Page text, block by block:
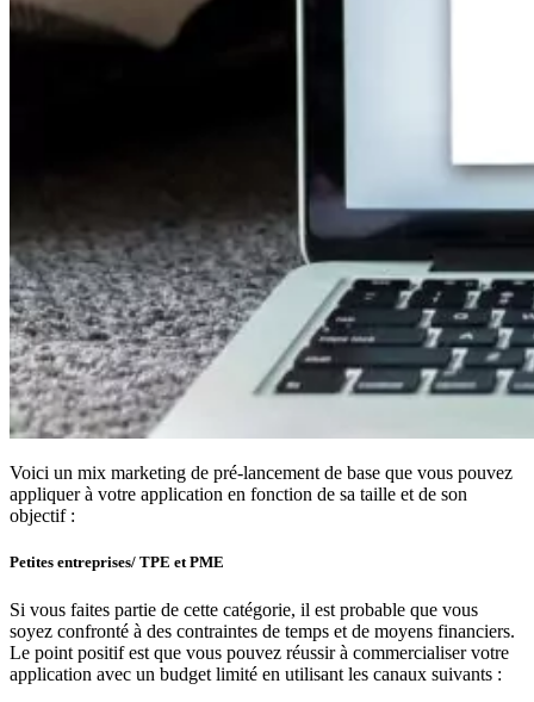
Voici un mix marketing de pré-lancement de base que vous pouvez
appliquer à votre application en fonction de sa taille et de son
objectif :
Petites entreprises/ TPE et PME
Si vous faites partie de cette catégorie, il est probable que vous
soyez confronté à des contraintes de temps et de moyens financiers.
Le point positif est que vous pouvez réussir à commercialiser votre
application avec un budget limité en utilisant les canaux suivants :